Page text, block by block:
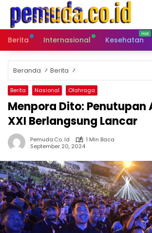
Langsung
konten
Berita
Internasional Kesehatan
Beranda Berita
Berita Nasional Olahraga
Menpora Dito: Penutupan
XXI Berlangsung Lancar
Pemuda.co. Id
1 Min Baca
September 20, 2024